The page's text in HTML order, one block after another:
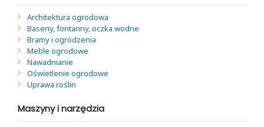
Architektura ogrodowa
Baseny, fontanny, oczka wodne
Bramy i ogrodzenia
Meble ogrodowe
Nawadnianie
Oświetlenie ogrodowe
Uprawa roślin
Maszyny i narzędzia